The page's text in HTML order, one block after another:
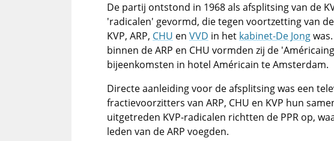
De partij ontstond in 1968 als afsplitsing van de
'radicalen' gevormd, die tegen voortzetting van
KVP, ARP, CHU en VVD in het kabinet-De Jong
binnen de ARP en CHU vormden zij de
bijeenkomsten in hotel Américain te Amsterdam.
Directe aanleiding voor de afsplitsing was een
fractievoorzitters van ARP, CHU en KVP hun
uitgetreden KVP-radicalen richtten de PPR op,
leden van de ARP voegden.